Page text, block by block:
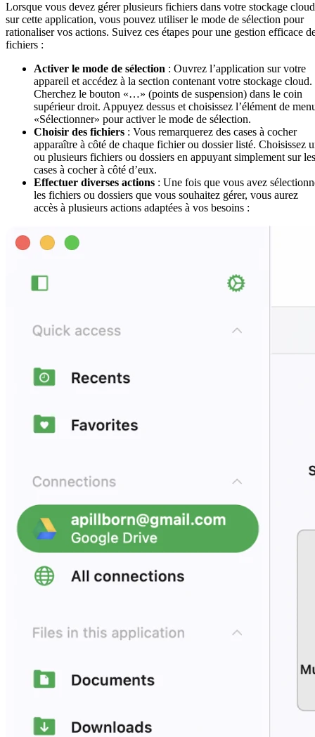
Lorsque vous devez gérer plusieurs fichiers dans votre stockage cloud
sur cette application, vous pouvez utiliser le mode de sélection pour
rationaliser vos actions. Suivez ces étapes pour une gestion efficace
fichiers :
Activer le mode de sélection : Ouvrez l’application sur votre
appareil et accédez à la section contenant votre stockage cloud.
Cherchez le bouton «…» (points de suspension) dans le coin
supérieur droit. Appuyez dessus et choisissez l’élément de
«Sélectionner» pour activer le mode de sélection.
Choisir des fichiers : Vous remarquerez des cases à cocher
apparaître à côté de chaque fichier ou dossier listé. Choisissez
ou plusieurs fichiers ou dossiers en appuyant simplement sur les
cases à cocher à côté d’eux.
Effectuer diverses actions : Une fois que vous avez
les fichiers ou dossiers que vous souhaitez gérer, vous aurez
accès à plusieurs actions adaptées à vos besoins :